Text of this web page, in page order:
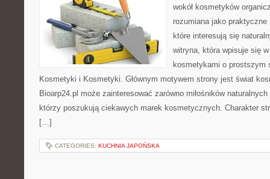
wokół kosmetyków
rozumiana jako praktyczne
które interesują się
witryna, która wpisuje się
kosmetykami o prostszym
Kosmetyki i Kosmetyki. Głównym motywem strony jest świat
Bioarp24.pl może zainteresować zarówno miłośników
którzy poszukują ciekawych marek kosmetycznych. Charakter
[…]
CATEGORIES: KUCHNIA JAPOŃSKA